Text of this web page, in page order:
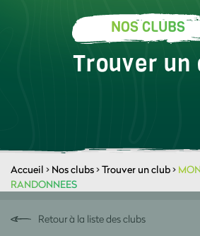
NOS CLUBS
Trouver un
Accueil > Nos clubs>Trouver un club>
RANDONNEES
Retour à la liste des clubs